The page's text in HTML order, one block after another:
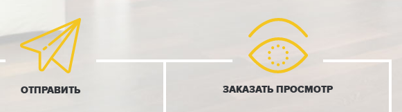
ОТПРАВИТЬ ЗАКАЗАТЬ ПРОСМОТР